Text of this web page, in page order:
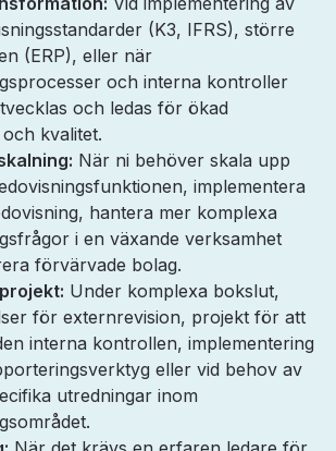
(K3, IFRS), större
(ERP), eller när
och interna kontroller
och ledas för ökad
kvalitet.
När ni behöver skala upp
implementera
hantera mer komplexa
i en växande verksamhet
förvärvade bolag.
Under komplexa bokslut,
för externrevision, projekt för att
interna kontrollen, implementering
eller vid behov av
utredningar inom